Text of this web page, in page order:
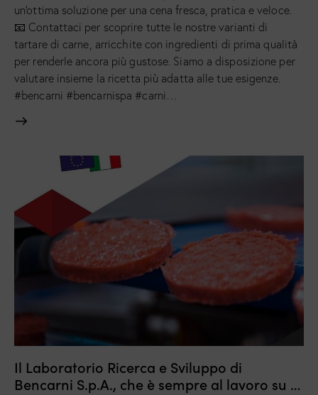
un'ottima soluzione per una cena fresca, pratica e veloce.
📧 Contattaci per scoprire tutte le nostre varianti di
tartare di carne, arricchite con ingredienti di prima qualità
per renderle ancora più gustose. Siamo a disposizione per
valutare insieme la ricetta più adatta alle tue esigenze.
#bencarni #bencarnispa #carni…
Il Laboratorio Ricerca e Sviluppo di
Bencarni S.p.A., che è sempre al lavoro su …